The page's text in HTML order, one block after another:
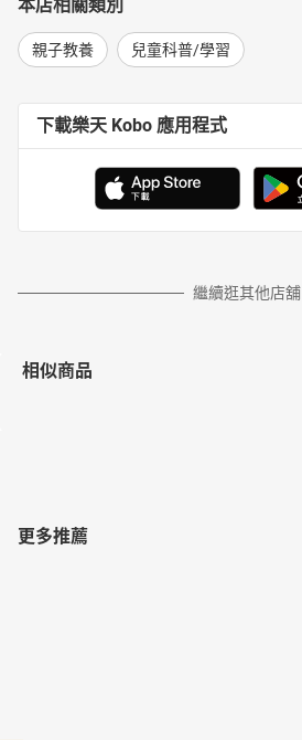
本店相關類別
親子教養 兒童科普/學習
下載樂天 Kobo 應用程式
繼續逛其他店舖
相似商品
更多推薦